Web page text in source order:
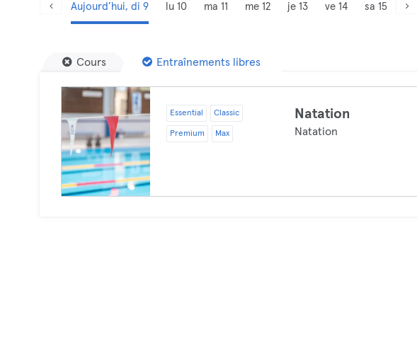
Aujourd’hui, di 9 lu 10 ma 11 me 12 je 13 ve 14 sa 15
Cours Entraînements libres
Essential Classic
Premium Max
Natation
Natation